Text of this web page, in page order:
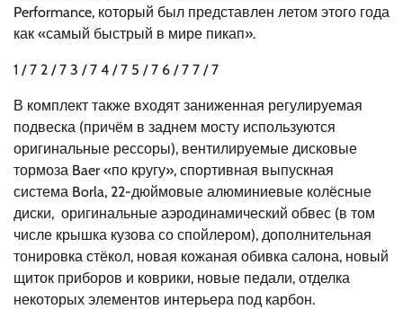
Performance, который был представлен летом этого года
как «самый быстрый в мире пикап».
1 / 7 2 / 7 3 / 7 4 / 7 5 / 7 6 / 7 7 / 7
В комплект также входят заниженная регулируемая
подвеска (причём в заднем мосту используются
оригинальные рессоры), вентилируемые дисковые
тормоза Baer «по кругу», спортивная выпускная
система Borla, 22-дюймовые алюминиевые колёсные
диски, оригинальные аэродинамический обвес (в том
числе крышка кузова со спойлером), дополнительная
тонировка стёкол, новая кожаная обивка салона, новый
щиток приборов и коврики, новые педали, отделка
некоторых элементов интерьера под карбон.